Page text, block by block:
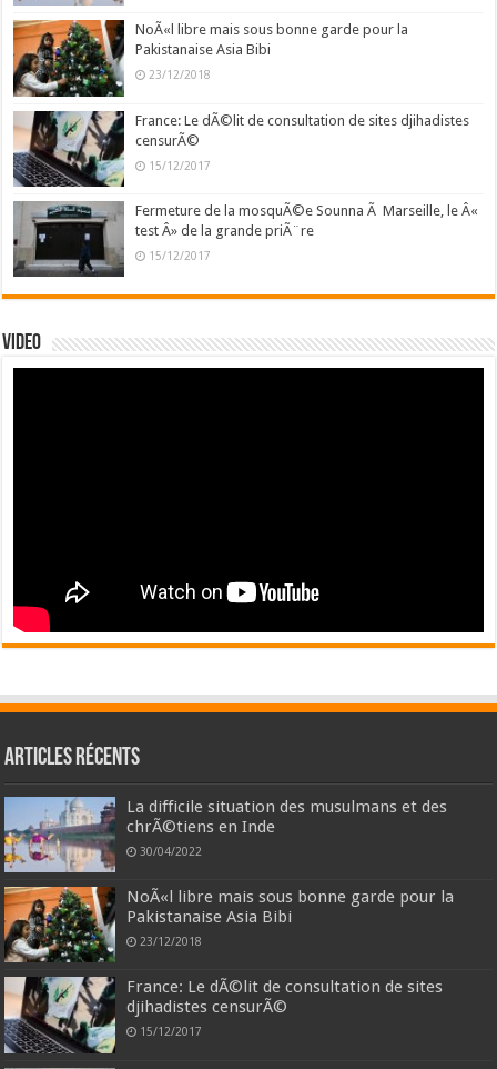
NoÃ«l libre mais sous bonne garde pour la
Pakistanaise Asia Bibi
23/12/2018
France: Le dÃ©lit de consultation de sites djihadistes
censurÃ©
15/12/2017
Fermeture de la mosquÃ©e Sounna Ã Marseille, le Â«
test Â» de la grande priÃ¨re
15/12/2017
Video
Articles récents
La difficile situation des musulmans et des
chrÃ©tiens en Inde
30/04/2022
NoÃ«l libre mais sous bonne garde pour la
Pakistanaise Asia Bibi
23/12/2018
France: Le dÃ©lit de consultation de sites
djihadistes censurÃ©
15/12/2017